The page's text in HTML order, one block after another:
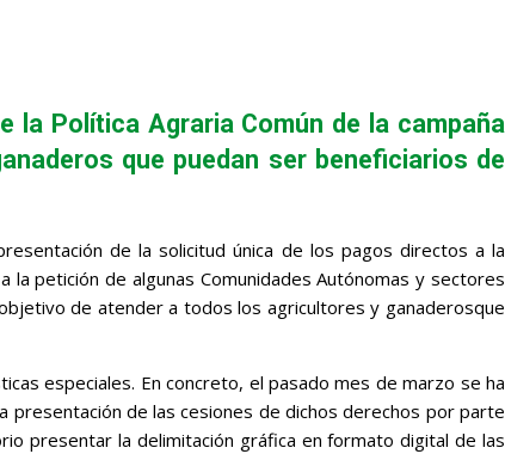
Política Agraria Común de la campaña
que puedan ser beneficiarios de
de la solicitud única de los pagos directos a la
petición de algunas Comunidades Autónomas y sectores
de atender a todos los agricultores y ganaderosque
especiales. En concreto, el pasado mes de marzo se ha
presentación de las cesiones de dichos derechos por parte
presentar la delimitación gráfica en formato digital de las